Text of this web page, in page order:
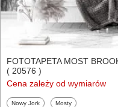
FOTOTAPETA MOST
( 20576 )
Cena zależy od wymiarów
Fototapety
Nowy Jork Fototapety
Mosty